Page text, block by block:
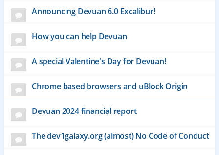
Announcing Devuan 6.0 Excalibur!
How you can help Devuan
A special Valentine's Day for Devuan!
Chrome based browsers and uBlock Origin
Devuan 2024 financial report
The dev1galaxy.org (almost) No Code of Conduct